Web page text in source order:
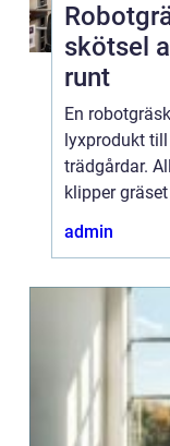
skötsel
runt
En
lyxprodukt
trädgårdar.
klipper gräset
admin